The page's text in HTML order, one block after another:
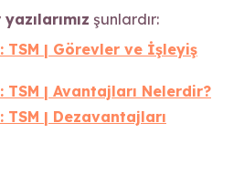
şunlardır:
TSM | Görevler ve İşleyiş
TSM | Avantajları Nelerdir?
TSM | Dezavantajları